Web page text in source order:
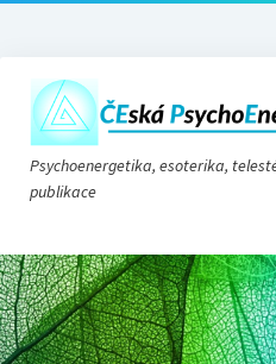
Psychoenergetika, esoterika,
publikace
Psychoenergetika
O nás